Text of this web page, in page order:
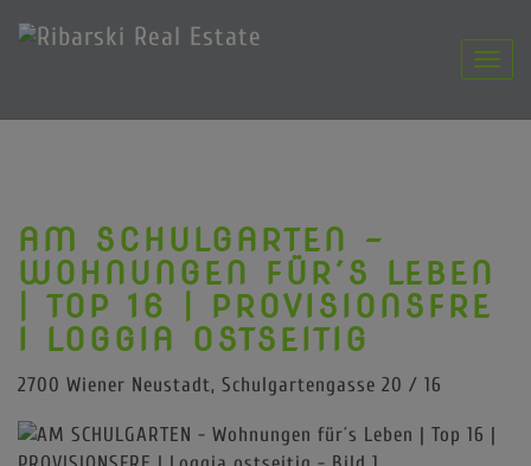
AM SCHULGARTEN -
WOHNUNGEN FÜR´S LEBEN
| TOP 16 | PROVISIONSFRE
I LOGGIA OSTSEITIG
2700 Wiener Neustadt, Schulgartengasse 20 / 16